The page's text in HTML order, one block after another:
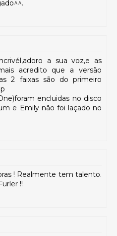
a sua voz,e as
acredito que a versão
2 faixas são do primeiro
encluidas no disco
e Emily não foi laçado no
! Realmente tem talento.
!!